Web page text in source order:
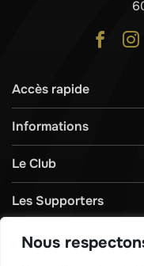
Nous
Accès rapide
Informations
Le Club
Les Supporters
Règlements &